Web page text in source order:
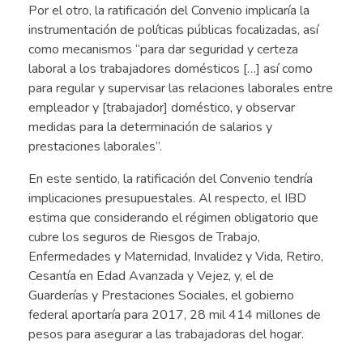
Por el otro, la ratificación del Convenio implicaría la
instrumentación de políticas públicas focalizadas, así
como mecanismos “para dar seguridad y certeza
laboral a los trabajadores domésticos […] así como
para regular y supervisar las relaciones laborales entre
empleador y [trabajador] doméstico, y observar
medidas para la determinación de salarios y
prestaciones laborales”.
En este sentido, la ratificación del Convenio tendría
implicaciones presupuestales. Al respecto, el IBD
estima que considerando el régimen obligatorio que
cubre los seguros de Riesgos de Trabajo,
Enfermedades y Maternidad, Invalidez y Vida, Retiro,
Cesantía en Edad Avanzada y Vejez, y, el de
Guarderías y Prestaciones Sociales, el gobierno
federal aportaría para 2017, 28 mil 414 millones de
pesos para asegurar a las trabajadoras del hogar.